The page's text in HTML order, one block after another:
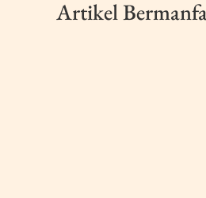
Artikel